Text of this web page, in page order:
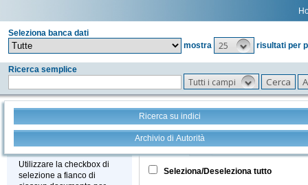
Seleziona banca dati
mostra
25 risultati per
Ricerca semplice
Tutti i campi
Ricerca su indici
Archivio di Autorità
Stampa - Email - Export
Utilizzare la checkbox di
selezione a fianco di
Tutto +
Seleziona/Deseleziona tutto